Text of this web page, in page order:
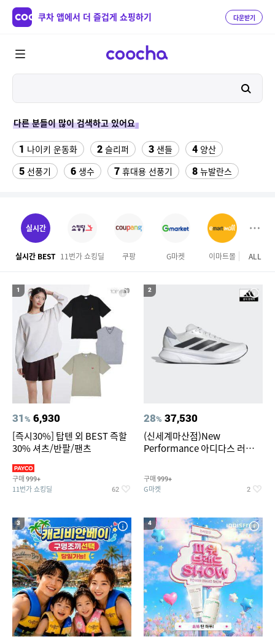
쿠차 앱에서 더 즐겁게 쇼핑하기 다운받기
다른 분들이 많이 검색하고 있어요
1 나이키 운동화 2 슬리퍼 3 샌들 4 양산
5 선풍기 6 생수 7 휴대용 선풍기 8 뉴발란스
12 rnrn 러닝조끼 구혜선
15 속초 체스터톤스 17 메가커피
18 무대의상 19 휴지 20 블루원 ALL
실시간
실시간 BEST 11번가 쇼킹딜 쿠팡 G마켓 이마트몰 오늘
1
31% 6,930
[즉시30%] 탑텐 외 BEST 즉할
30% 셔츠/반팔/팬츠
구매 999+
11번가 쇼킹딜 62
2
28% 37,530
(신세계마산점)New
Performance 아디다스 러닝화
구매 999+
G마켓 2
3 4